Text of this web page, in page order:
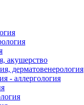
акушерство
дерматовенерология
- аллергология